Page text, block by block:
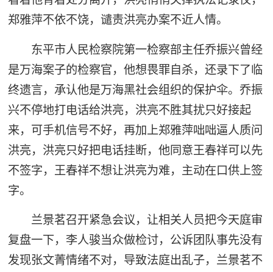
郑雅萍不依不饶，谴责洪亮办案不近人情。
东平市人民检察院第一检察部主任乔振兴曾经
是万海案子的检察官，他想畏罪自杀，还录下了临
终遗言，承认他是万海黑社会组织的保护伞。乔振
兴不停地打电话给洪亮，洪亮不胜其扰只好接起
来，可手机信号不好，再加上郑雅萍咄咄逼人质问
洪亮，洪亮只好把电话挂断，他同意王春祥可以先
不签字，王春祥不想让洪亮为难，主动在口供上签
字。
兰景茗召开紧急会议，让相关人员把今天庭审
复盘一下，李人骏当众做检讨，公诉团队事先没有
发现张文菁情绪不对，导致法庭出乱子，兰景茗不